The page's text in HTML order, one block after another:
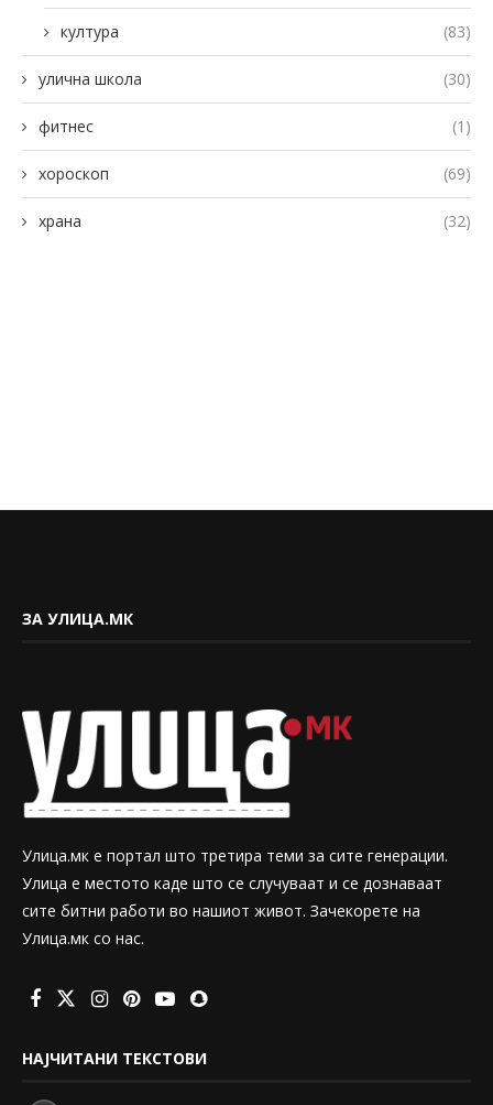
култура (83)
улична школа (30)
фитнес (1)
хороскоп (69)
храна (32)
ЗА УЛИЦА.МК
Улица.мк е портал што третира теми за сите генерации.
Улица е местото каде што се случуваат и се дознаваат
сите битни работи во нашиот живот. Зачекорете на
Улица.мк со нас.
НАЈЧИТАНИ ТЕКСТОВИ